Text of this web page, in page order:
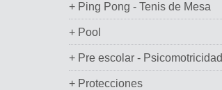
+ Ping Pong - Tenis de Mesa
+ Pool
+ Pre escolar - Psicomotricidad
+ Protecciones